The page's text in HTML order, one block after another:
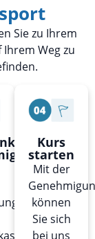
Sie zu Ihrem
Weg zu
Kurs
starten
Mit der
können
Sie sich
bei uns